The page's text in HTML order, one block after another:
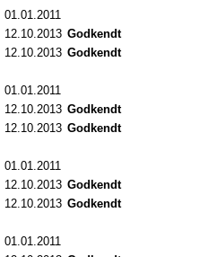
01.01.2011
12.10.2013 Godkendt
12.10.2013 Godkendt
01.01.2011
12.10.2013 Godkendt
12.10.2013 Godkendt
01.01.2011
12.10.2013 Godkendt
12.10.2013 Godkendt
01.01.2011